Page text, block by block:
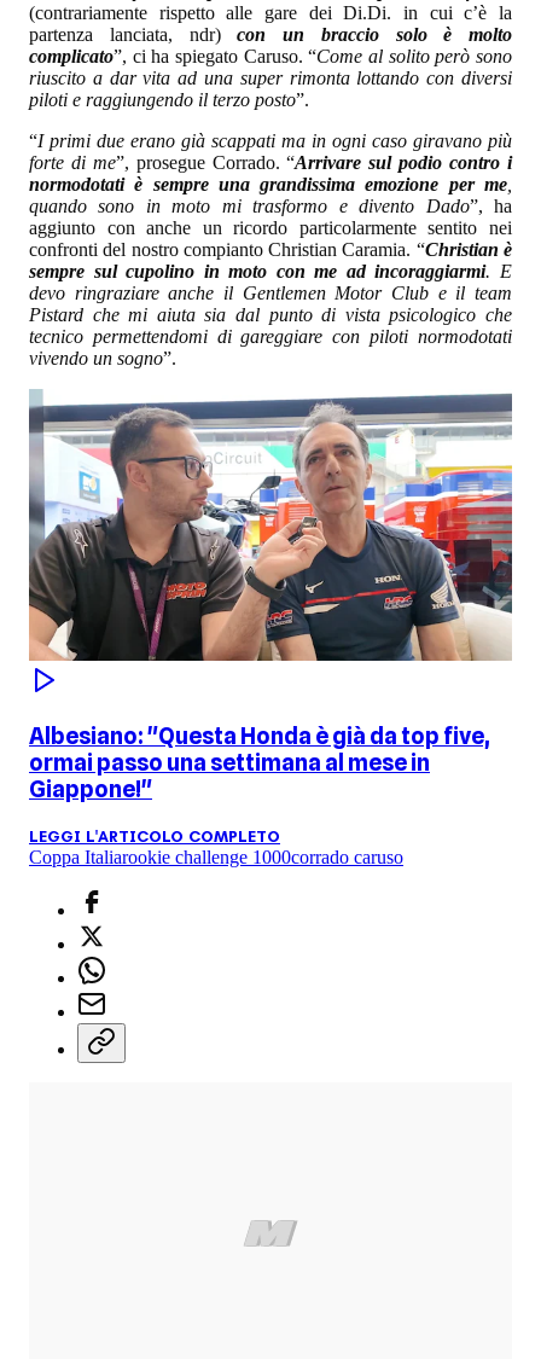
(contrariamente rispetto alle gare dei Di.Di. in cui c’è la
partenza lanciata, ndr)con un braccio solo è molto
complicato”, ci ha spiegato Caruso. “Come al solito però sono
riuscito a dar vita ad una super rimonta lottando con diversi
piloti e raggiungendo il terzo posto”.
“I primi due erano già scappati ma in ogni caso giravano più
forte di me”, prosegue Corrado. “Arrivare sul podio contro i
normodotati è sempre una grandissima emozione per me
quando sono in moto mi trasformo e divento Dado”, ha
aggiunto con anche un ricordo particolarmente sentito nei
confronti del nostro compianto Christian Caramia. “Christian è
sempre sul cupolino in moto con me ad incoraggiarmi. E
devo ringraziare anche il Gentlemen Motor Club e il team
Pistard che mi aiuta sia dal punto di vista psicologico che
tecnico permettendomi di gareggiare con piloti normodotati
vivendo un sogno”.
Albesiano: "Questa Honda è già da top five,
ormai passo una settimana al mese in
Giappone!"
LEGGI L'ARTICOLO COMPLETO
Coppa Italiarookie challenge 1000corrado caruso